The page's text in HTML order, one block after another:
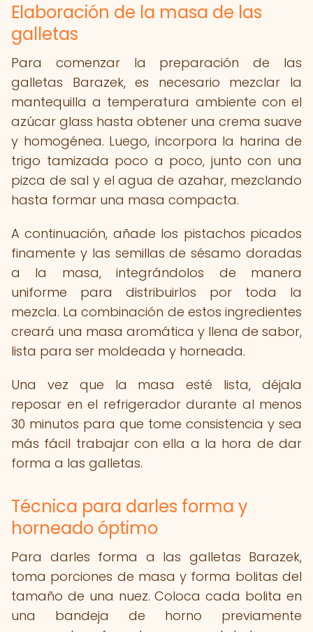
Elaboración de la masa de las
galletas
Para comenzar la preparación de las
galletas Barazek, es necesario mezclar la
mantequilla a temperatura ambiente con el
azúcar glass hasta obtener una crema suave
y homogénea. Luego, incorpora la harina de
trigo tamizada poco a poco, junto con una
pizca de sal y el agua de azahar, mezclando
hasta formar una masa compacta.
A continuación, añade los pistachos picados
finamente y las semillas de sésamo doradas
a la masa, integrándolos de manera
uniforme para distribuirlos por toda la
mezcla. La combinación de estos ingredientes
creará una masa aromática y llena de sabor,
lista para ser moldeada y horneada.
Una vez que la masa esté lista, déjala
reposar en el refrigerador durante al menos
30 minutos para que tome consistencia y sea
más fácil trabajar con ella a la hora de dar
forma a las galletas.
Técnica para darles forma y
horneado óptimo
Para darles forma a las galletas Barazek,
toma porciones de masa y forma bolitas del
tamaño de una nuez. Coloca cada bolita en
una bandeja de horno previamente